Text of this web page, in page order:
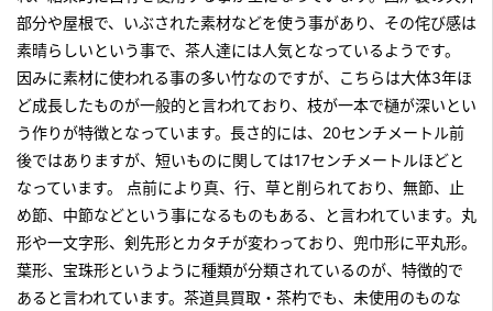
部分や屋根で、いぶされた素材などを使う事があり、その侘び感は
素晴らしいという事で、茶人達には人気となっているようです。
因みに素材に使われる事の多い竹なのですが、こちらは大体3年ほ
ど成長したものが一般的と言われており、枝が一本で樋が深いとい
う作りが特徴となっています。長さ的には、20センチメートル前
後ではありますが、短いものに関しては17センチメートルほどと
なっています。 点前により真、行、草と削られており、無節、止
め節、中節などという事になるものもある、と言われています。丸
形や一文字形、剣先形とカタチが変わっており、兜巾形に平丸形。
葉形、宝珠形というように種類が分類されているのが、特徴的で
あると言われています。 茶道具買取・茶杓でも、未使用のものな